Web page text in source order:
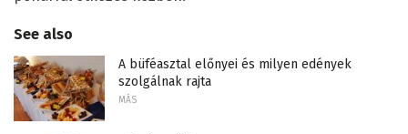
See also
A büféasztal előnyei és milyen edények
szolgálnak rajta
MÁS